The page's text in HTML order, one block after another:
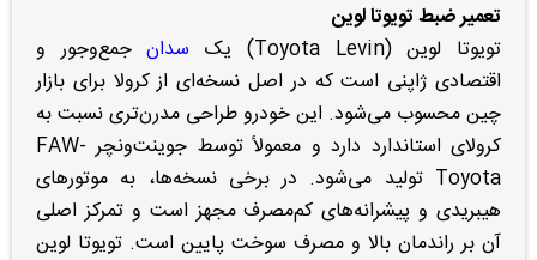
تعمیر ضبط تویوتا لوین
تویوتا لوین (Toyota Levin) یک
سدانجمع‌وجور و
اقتصادی ژاپنی است که در اصل نسخه‌ای از کرولا برای بازار
چین محسوب می‌شود. این خودرو طراحی مدرن‌تری نسبت به
کرولای استاندارد دارد و معمولاً توسط جوینت‌ونچر FAW-
Toyota تولید می‌شود. در برخی نسخه‌ها، به موتورهای
هیبریدی و پیشرانه‌های کم‌مصرف مجهز است و تمرکز اصلی
آن بر راندمان بالا و مصرف سوخت پایین است. تویوتا لوین